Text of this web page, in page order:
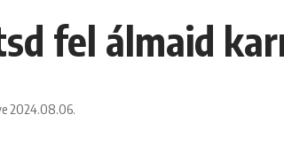
fel álmaid
2024.08.06.